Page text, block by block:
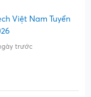
Việt Nam Tuyển
trước